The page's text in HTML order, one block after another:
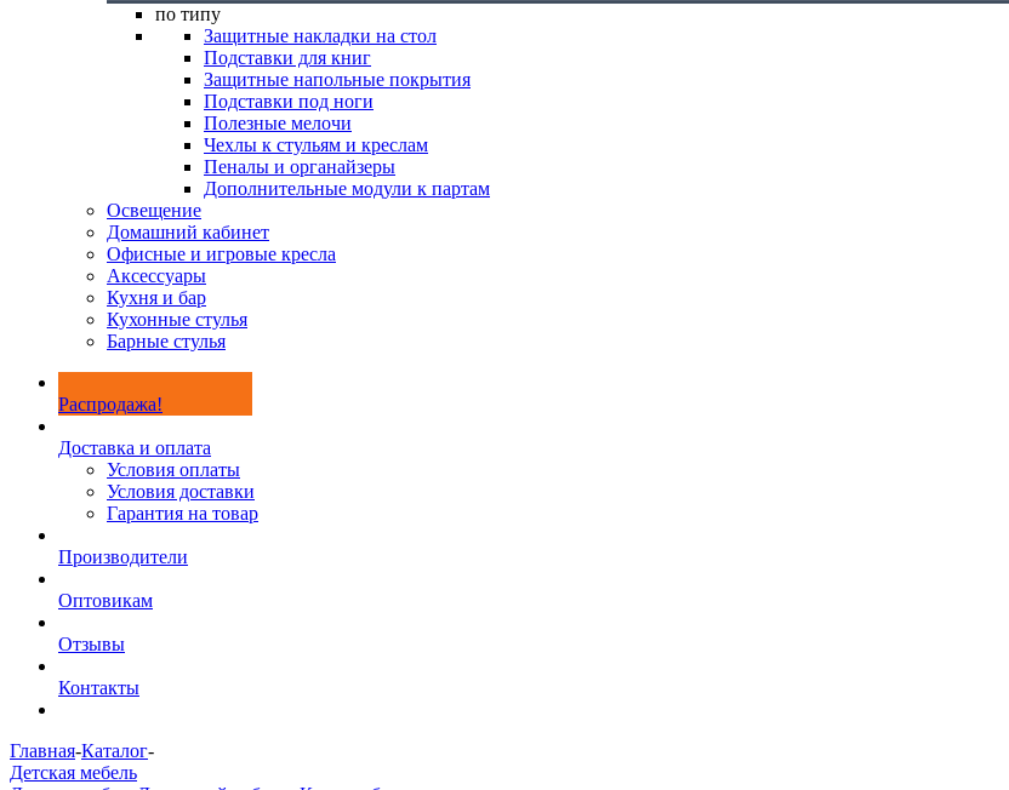
по типу
Защитные накладки на стол
Подставки для книг
Защитные напольные покрытия
Подставки под ноги
Полезные мелочи
Чехлы к стульям и креслам
Пеналы и органайзеры
Дополнительные модули к партам
Освещение
Домашний кабинет
Офисные и игровые кресла
Аксессуары
Кухня и бар
Кухонные стулья
Барные стулья
Распродажа!
Доставка и оплата
Условия оплаты
Условия доставки
Гарантия на товар
Производители
Оптовикам
Отзывы
Контакты
Главная-Каталог-
Детская мебель